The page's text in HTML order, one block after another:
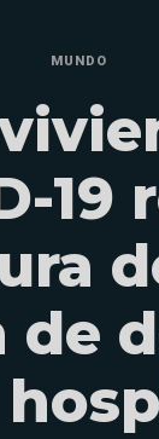
MUNDO
19
de